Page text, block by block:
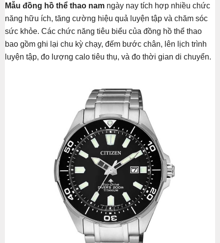
Mẫu đồng hồ thể thao nam ngày nay tích hợp nhiều chức
năng hữu ích, tăng cường hiệu quả luyện tập và chăm sóc
sức khỏe. Các chức năng tiêu biểu của đồng hồ thể thao
bao gồm ghi lại chu kỳ chạy, đếm bước chân, lên lịch trình
luyện tập, đo lượng calo tiêu thụ, và đo thời gian di chuyển.